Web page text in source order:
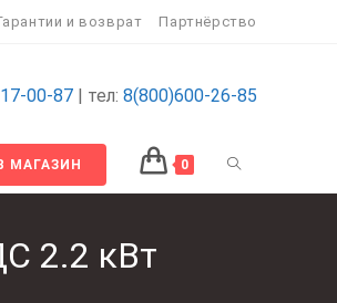
и возврат Партнёрство
00-87 | тел: 8(800)600-26-85
МАГАЗИН 0
2.2 кВт